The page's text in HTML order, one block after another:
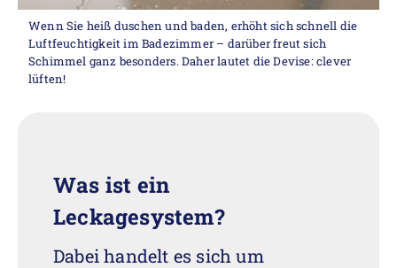
Wenn Sie heiß duschen und baden, erhöht sich schnell die
Luftfeuchtigkeit im Badezimmer – darüber freut sich
Schimmel ganz besonders. Daher lautet die Devise: clever
lüften!
Was ist ein
Leckagesystem?
Dabei handelt es sich um